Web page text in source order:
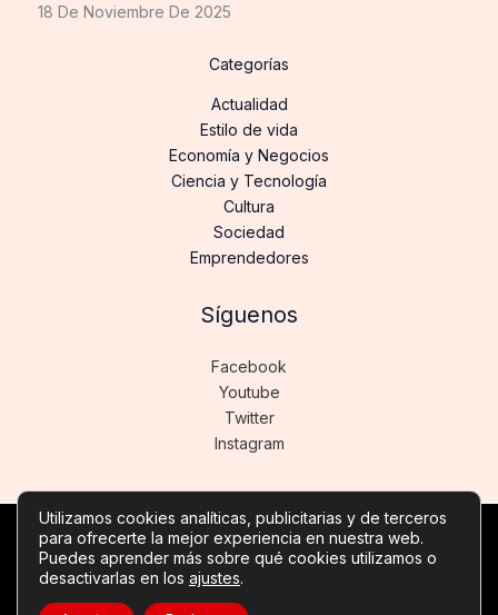
18 De Noviembre De 2025
Categorías
Actualidad
Estilo de vida
Economía y Negocios
Ciencia y Tecnología
Cultura
Sociedad
Emprendedores
Síguenos
Facebook
Youtube
Twitter
Instagram
Copyright © Todos los derechos reservados -
noticiasdeinformatica.es
Utilizamos cookies analíticas, publicitarias y de terceros
para ofrecerte la mejor experiencia en nuestra web.
Puedes aprender más sobre qué cookies utilizamos o
desactivarlas en los ajustes.